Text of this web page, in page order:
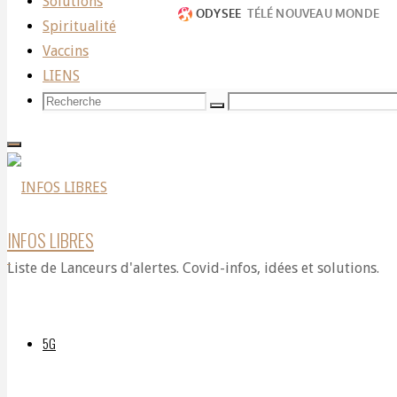
Spiritualité
Vaccins
LIENS
Recherche
Recherche
Recherche
INFOS LIBRES
Liste de Lanceurs d'alertes. Covid-infos, idées et solutions.
5G